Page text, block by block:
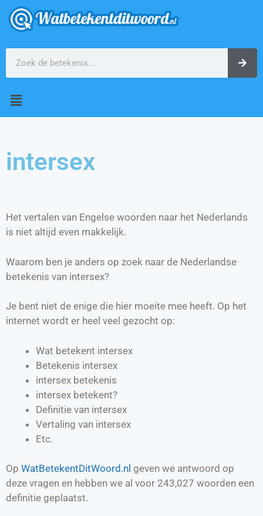
intersex
Het vertalen van Engelse woorden naar het Nederlands
is niet altijd even makkelijk.
Waarom ben je anders op zoek naar de Nederlandse
betekenis van intersex?
Je bent niet de enige die hier moeite mee heeft. Op het
internet wordt er heel veel gezocht op:
Wat betekent intersex
Betekenis intersex
intersex betekenis
intersex betekent?
Definitie van intersex
Vertaling van intersex
Etc.
Op WatBetekentDitWoord.nl geven we antwoord op
deze vragen en hebben we al voor 243,027 woorden een
definitie geplaatst.